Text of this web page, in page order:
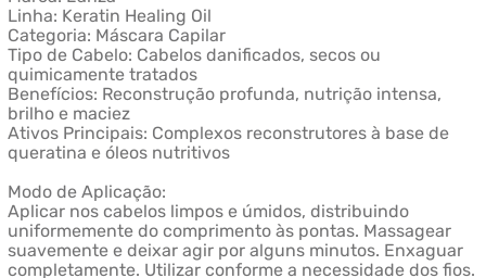
Linha: Keratin Healing Oil
Categoria: Máscara Capilar
Tipo de Cabelo: Cabelos danificados, secos ou
quimicamente tratados
Benefícios: Reconstrução profunda, nutrição intensa,
brilho e maciez
Ativos Principais: Complexos reconstrutores à base de
queratina e óleos nutritivos
Modo de Aplicação:
Aplicar nos cabelos limpos e úmidos, distribuindo
uniformemente do comprimento às pontas. Massagear
suavemente e deixar agir por alguns minutos. Enxaguar
completamente. Utilizar conforme a necessidade dos fios.